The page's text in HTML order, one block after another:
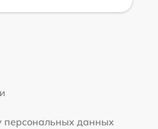
персональных данных